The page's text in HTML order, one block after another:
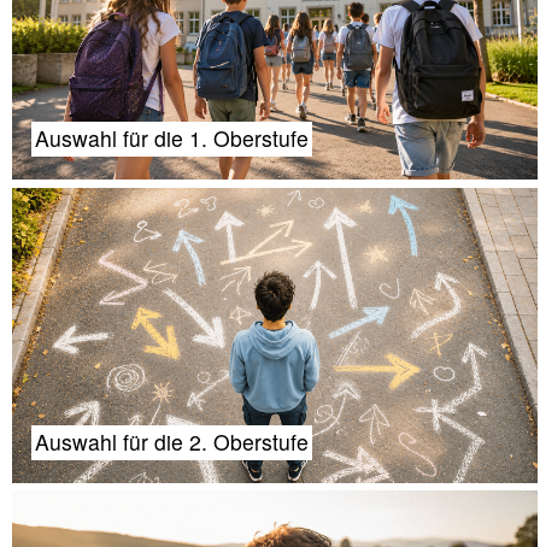
Auswahl für die 1. Oberstufe
Auswahl für die 2. Oberstufe